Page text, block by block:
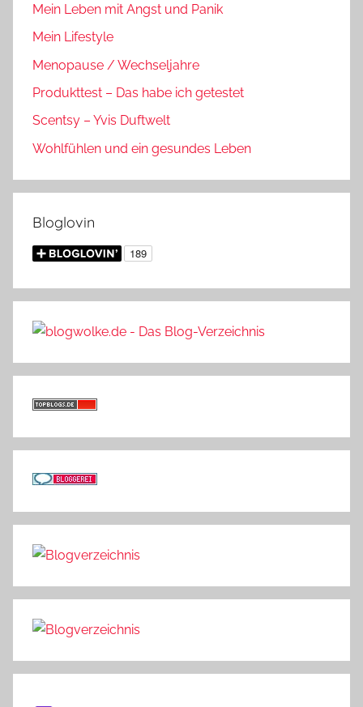
Mein Leben mit Angst und Panik
Mein Lifestyle
Menopause / Wechseljahre
Produkttest – Das habe ich getestet
Scentsy – Yvis Duftwelt
Wohlfühlen und ein gesundes Leben
Bloglovin